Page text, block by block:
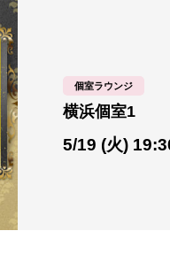
5/19 (火)
個室ラウンジ
横浜個室1